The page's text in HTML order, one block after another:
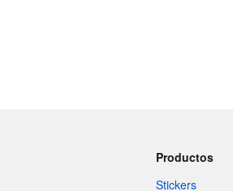
Productos
Stickers